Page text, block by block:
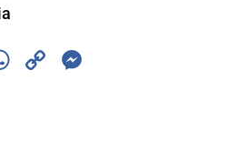
W
C